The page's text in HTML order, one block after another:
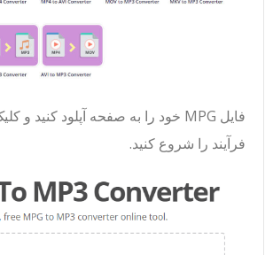
فایل MPG خود را به صفحه آپلود کنید و کلیک کنید
فرآیند را شروع کنید.